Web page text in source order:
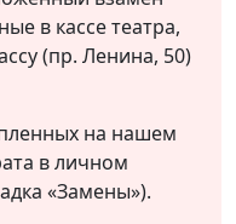
в кассе театра,
(пр. Ленина, 50)
на нашем
в личном
«Замены»).